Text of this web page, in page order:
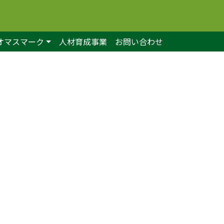
マスマーク 人材育成事業 お問い合わせ